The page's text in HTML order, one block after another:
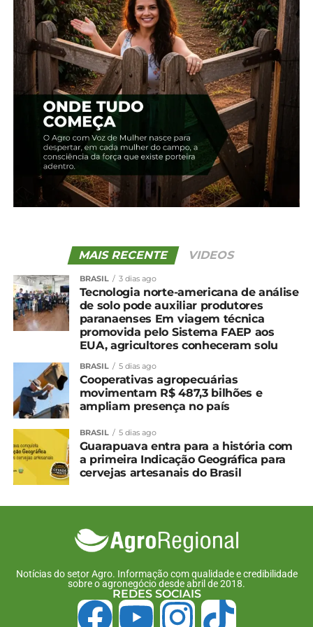
65,7% da produção florestal.
Sudeste: 34,7%
Sul: 31%
Centro-Oeste: 13,5%
Norte: 11,1%
Nordeste: 9,7%
*Agência Brasil
Facebook
nacional na produção
florestal
27 de setembro, 2024
Em "Paraná"
lidera valor de produção
da silvicultura
3 de outubro, 2024
Em "Paraná"
Governo Federal sanciona
Lei que exclui a
silvicultura do rol de
atividades poluidoras
Em "Brasil"
TÓPICOS RELACIONADOS:
UP NEXT
Frango: Após quatro meses em queda,
médias avançam em setembro
MAIS RECENTE VIDEOS
BRASIL 3 dias ago
Tecnologia norte-americana de análise
de solo pode auxiliar produtores
paranaenses Em viagem técnica
promovida pelo Sistema FAEP aos
EUA, agricultores conheceram solu
BRASIL 5 dias ago
Cooperativas agropecuárias
movimentam R$ 487,3 bilhões e
ampliam presença no país
BRASIL 5 dias ago
Guarapuava entra para a história com
a primeira Indicação Geográfica para
cervejas artesanais do Brasil
Notícias do setor Agro. Informação com qualidade e credibilidade
sobre o agronegócio desde abril de 2018.
REDES SOCIAIS